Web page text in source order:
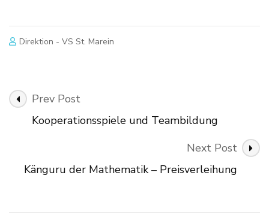
Direktion - VS St. Marein
Post
Navigation
Prev Post
Kooperationsspiele und Teambildung
Next Post
Känguru der Mathematik – Preisverleihung